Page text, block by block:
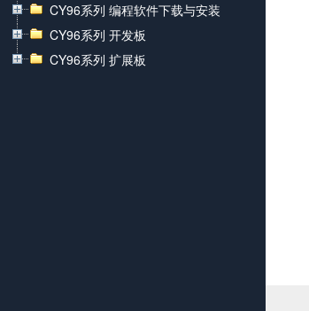
CY96系列 编程软件下载与安装
CY96系列 开发板
CY96系列 扩展板